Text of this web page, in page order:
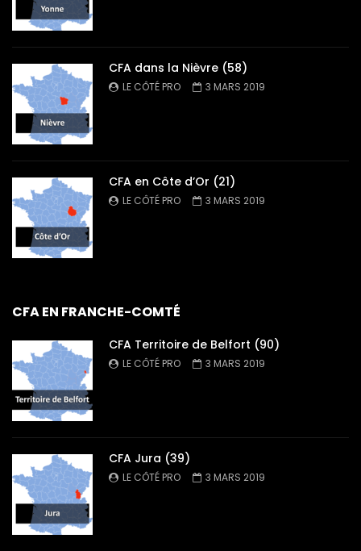
CFA dans la Nièvre (58)
LE CÔTÉ PRO 3 MARS 2019
CFA en Côte d’Or (21)
LE CÔTÉ PRO 3 MARS 2019
CFA EN FRANCHE-COMTÉ
CFA Territoire de Belfort (90)
LE CÔTÉ PRO 3 MARS 2019
CFA Jura (39)
LE CÔTÉ PRO 3 MARS 2019